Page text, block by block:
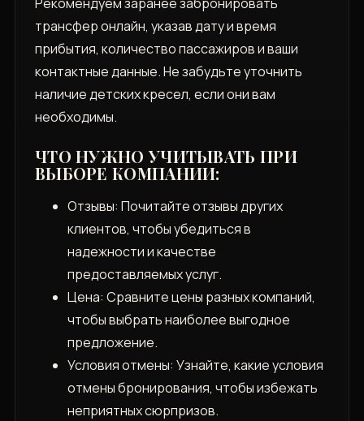
трансфер онлайн, указав дату и время
прибытия, количество пассажиров и ваши
контактные данные. Не забудьте уточнить
наличие детских кресел, если они вам
необходимы.
ЧТО НУЖНО УЧИТЫВАТЬ ПРИ
ВЫБОРЕ КОМПАНИИ:
Отзывы: Почитайте отзывы других
клиентов, чтобы убедиться в
надежности и качестве
предоставляемых услуг.
Цена: Сравните цены разных компаний,
чтобы выбрать наиболее выгодное
предложение.
Условия отмены: Узнайте, какие условия
отмены бронирования, чтобы избежать
неприятных сюрпризов.